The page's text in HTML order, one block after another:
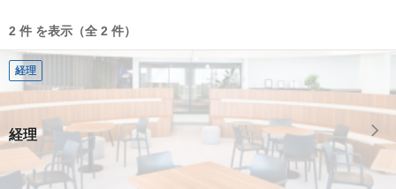
2 件 を表示（全 2 件）
経理
経理